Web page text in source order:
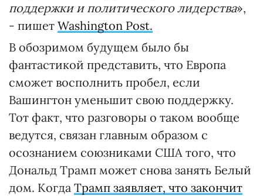
поддержки и политического лидерства»,
- пишет Washington Post.
В обозримом будущем было бы
фантастикой представить, что Европа
сможет восполнить пробел, если
Вашингтон уменьшит свою поддержку.
Тот факт, что разговоры о таком вообще
ведутся, связан главным образом с
осознанием союзниками США того, что
Дональд Трамп может снова занять Белый
дом. Когда Трамп заявляет, что закончит